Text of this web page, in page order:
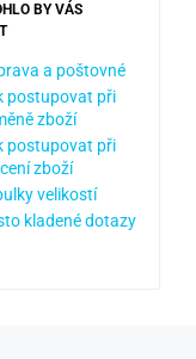
BY VÁS
a poštovné
postupovat při
zboží
postupovat při
zboží
velikostí
kladené dotazy